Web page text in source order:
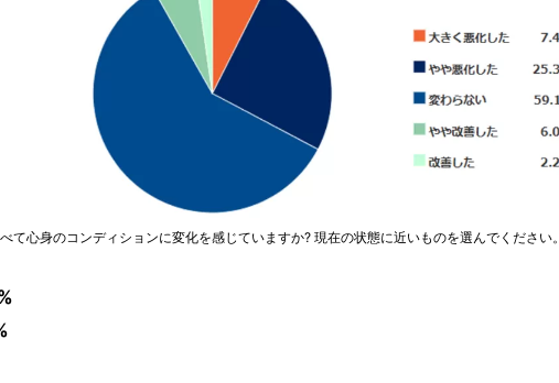
て心身のコンディションに変化を感じていますか? 現在の状態に近いものを選んでください。